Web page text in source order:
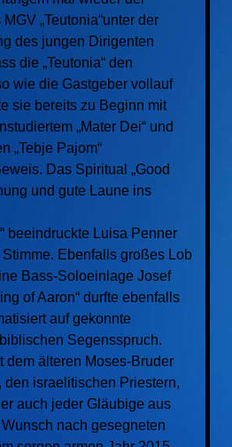
„Teutonia“unter der
des jungen Dirigenten
die „Teutonia“ den
wie die Gastgeber vollauf
sie bereits zu Beginn mit
„Mater Dei“ und
„Tebje Pajom“
Das Spiritual „Good
und gute Laune ins
beeindruckte Luisa Penner
Ebenfalls großes Lob
Bass-Soloeinlage Josef
of Aaron“ durfte ebenfalls
auf gekonnte
Segensspruch.
dem älteren Moses-Bruder
den israelitischen Priestern,
auch jeder Gläubige aus
nach gesegneten